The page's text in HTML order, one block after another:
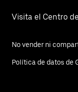
Visita el Centro
No vender ni
Política de datos de